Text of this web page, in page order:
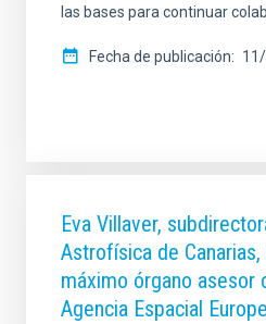
las bases para continuar
Fecha de publicación
Eva Villaver,
Astrofísica de
máximo órgano asesor
Agencia Espacial